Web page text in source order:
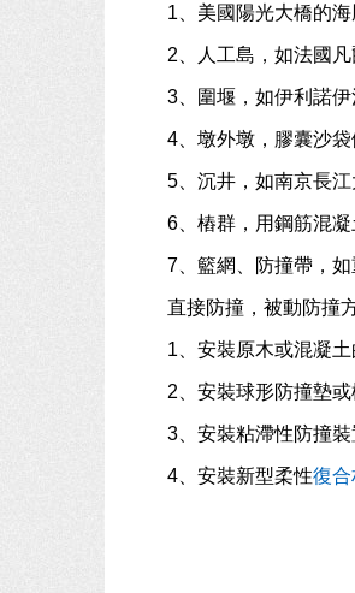
1、美國陽光大橋的
2、人工島，如法國凡
3、圍堰，如伊利諾
4、墩外墩，膠囊沙袋
5、沉井，如南京長江
6、樁群，用鋼筋混
7、籃網、防撞帶，
直接防撞，被動防撞
1、安裝原木或混凝土
2、安裝球形防撞墊或
3、安裝粘滯性防撞裝
4、安裝新型柔性復